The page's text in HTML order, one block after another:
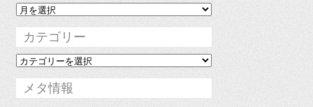
ア
イ
ブ
カテゴリー
カ
リ
メタ情報